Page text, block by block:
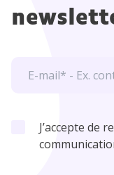
J’accepte de